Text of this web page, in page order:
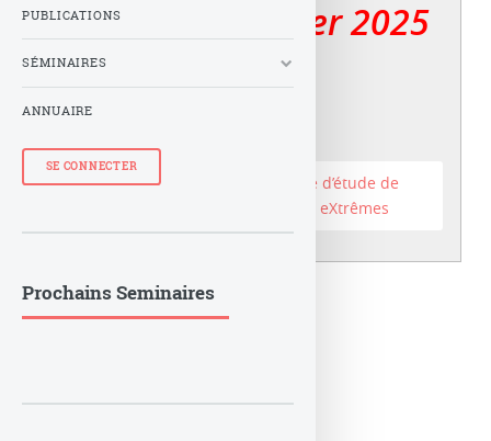
Lux au 1
janvier 2025
Accéder au site du Laboratoire d’étude de
l’Univers et des phénomènes eXtrêmes
PUBLICATIONS
SÉMINAIRES
ANNUAIRE
SE CONNECTER
Prochains Seminaires